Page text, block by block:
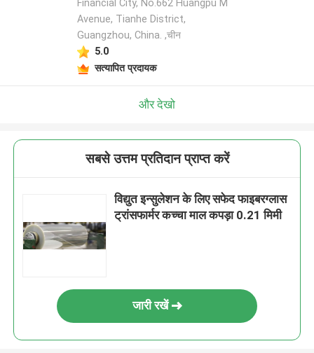
Financial City, No.662 Huangpu M
Avenue, Tianhe District,
Guangzhou, China. ,चीन
5.0
सत्यापित प्रदायक
और देखो
सबसे उत्तम प्रतिदान प्राप्त करें
विद्युत इन्सुलेशन के लिए सफेद फाइबरग्लास
ट्रांसफार्मर कच्चा माल कपड़ा 0.21 मिमी
जारी रखें